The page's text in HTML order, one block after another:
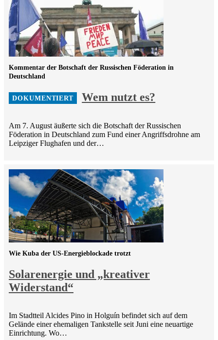
Wem nutzt es?
Kommentar der Botschaft der Russischen Föderation in
Deutschland
Am 7. August äußerte sich die Botschaft der Russischen
Föderation in Deutschland zum Fund einer Angriffsdrohne am
Leipziger Flughafen und der…
Solarenergie und „kreativer
Widerstand“
Wie Kuba der US-Energieblockade trotzt
Im Stadtteil Alcides Pino in Holguín befindet sich auf dem
Gelände einer ehemaligen Tankstelle seit Juni eine neuartige
Einrichtung. Wo…